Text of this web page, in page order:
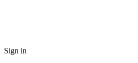
Sign in